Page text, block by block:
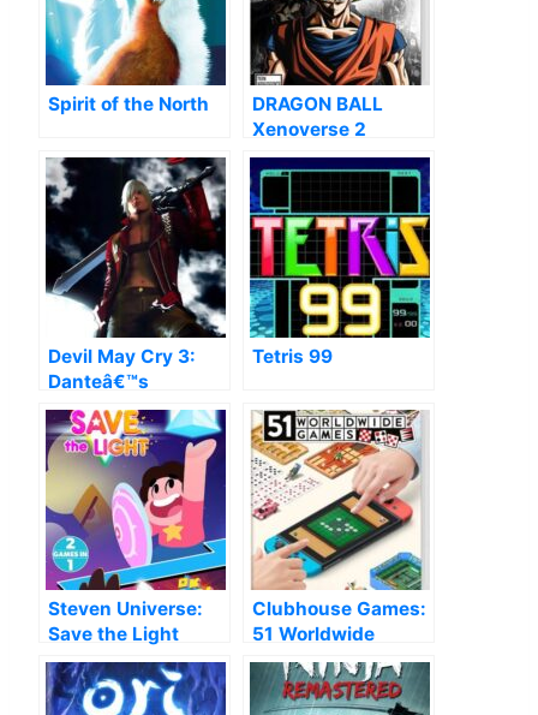
Spirit of the North
DRAGON BALL
Xenoverse 2
Devil May Cry 3:
Danteâ€™s
Awakening
Tetris 99
Steven Universe:
Save the Light
Clubhouse Games:
51 Worldwide
Classics